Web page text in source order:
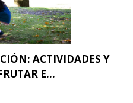
ACTIVIDADES Y
E...